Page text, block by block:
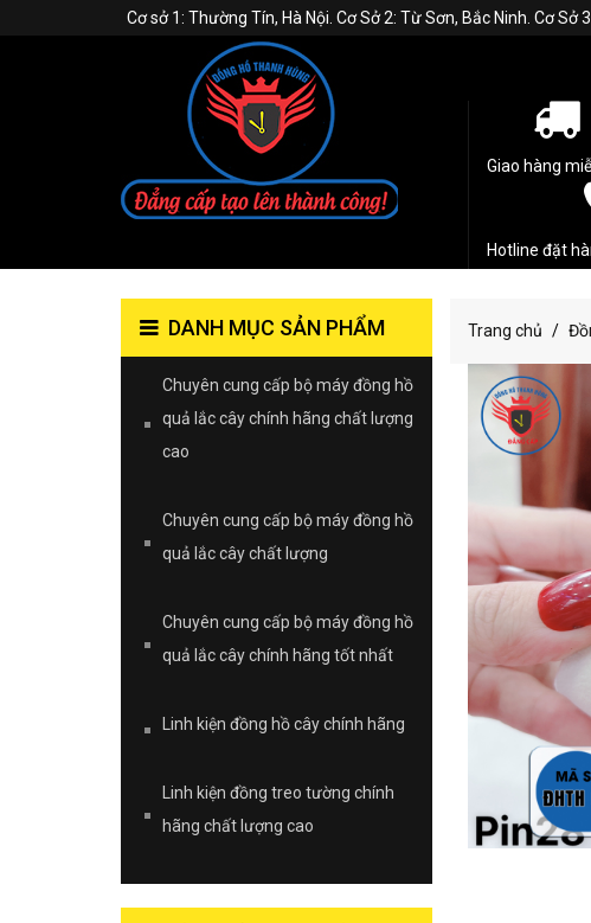
Cơ sở 1: Thường Tín, Hà Nội. Cơ Sở 2: Từ Sơn, Bắc Ninh. Cơ Sở
Giao hàng
Hotline đặt
Trang chủ
DANH MỤC SẢN PHẨM
Chuyên cung cấp bộ máy đồng hồ
quả lắc cây chính hãng chất lượng
cao
Chuyên cung cấp bộ máy đồng hồ
quả lắc cây chất lượng
Chuyên cung cấp bộ máy đồng hồ
quả lắc cây chính hãng tốt nhất
Linh kiện đồng hồ cây chính hãng
Linh kiện đồng treo tường chính
hãng chất lượng cao